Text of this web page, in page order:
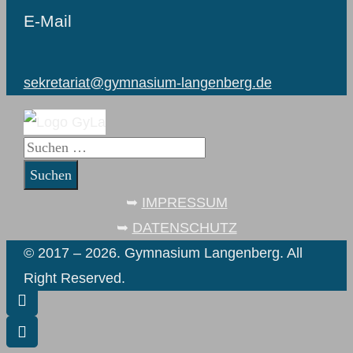
E-Mail
sekretariat@gymnasium-langenberg.de
Suchen
nach:
➥ IMPRESSUM
➥ DATENSCHUTZ
© 2017 – 2026. Gymnasium Langenberg. All
Right Reserved.